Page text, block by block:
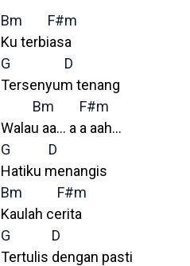
Bm
F#m
Ku terbiasa
G
D
Tersenyum tenang
Bm
F#m
Walau aa… a a aah…
G
D
Hatiku menangis
Bm
F#m
Kaulah cerita
G
D
Tertulis dengan pasti